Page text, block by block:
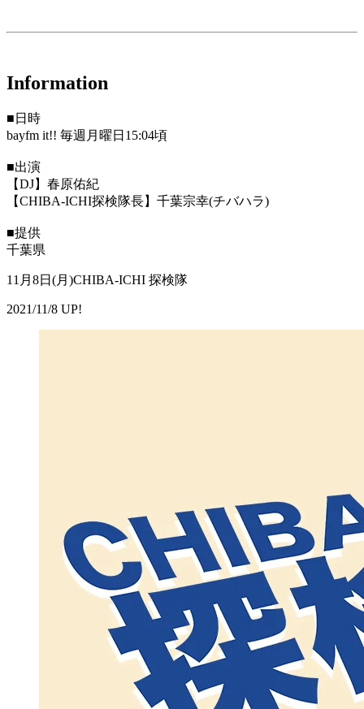
Information
■日時
bayfm it!! 毎週月曜日15:04頃
■出演
【DJ】春原佑紀
【CHIBA-ICHI探検隊長】千葉宗幸(チバハラ)
■提供
千葉県
11月8日(月)CHIBA-ICHI 探検隊
2021/11/8 UP!